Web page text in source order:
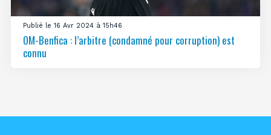
Publié le 16 Avr 2024 à 15h46
OM-Benfica : l’arbitre (condamné pour corruption) est
connu